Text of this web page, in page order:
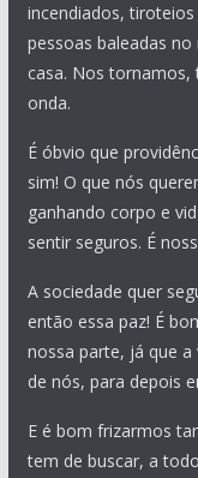
incendiados,
pessoas baleadas
casa. Nos tornamos,
onda.
É óbvio que
sim! O que nós
ganhando corpo e
sentir seguros. É
A sociedade quer
então essa paz! É
nossa parte, já que
de nós, para depois
E é bom frizarmos
tem de buscar, a